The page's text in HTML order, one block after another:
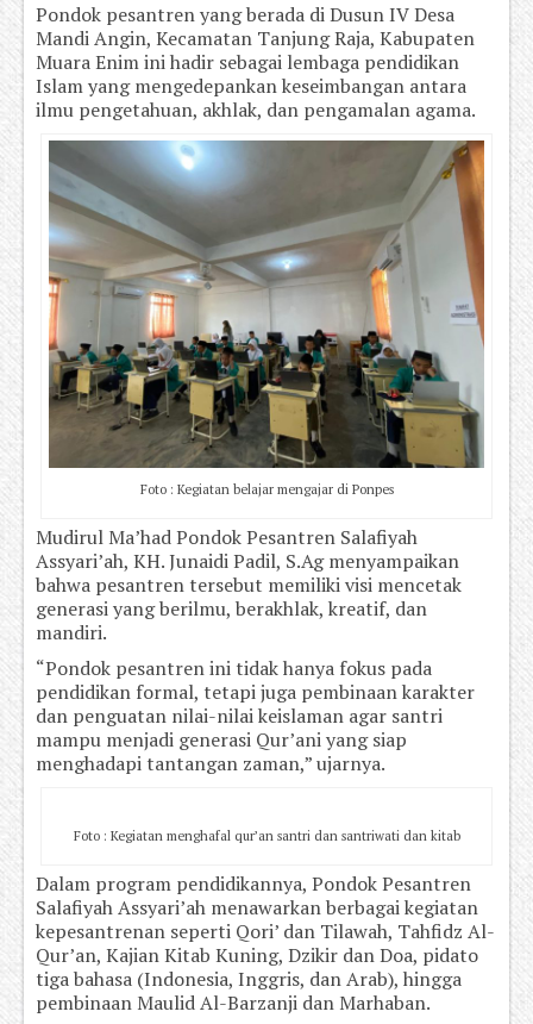
Pondok pesantren yang berada di Dusun IV Desa
Mandi Angin, Kecamatan Tanjung Raja, Kabupaten
Muara Enim ini hadir sebagai lembaga pendidikan
Islam yang mengedepankan keseimbangan antara
ilmu pengetahuan, akhlak, dan pengamalan agama.
Foto : Kegiatan belajar mengajar di Ponpes
Mudirul Ma’had Pondok Pesantren Salafiyah
Assyari’ah, KH. Junaidi Padil, S.Ag menyampaikan
bahwa pesantren tersebut memiliki visi mencetak
generasi yang berilmu, berakhlak, kreatif, dan
mandiri.
“Pondok pesantren ini tidak hanya fokus pada
pendidikan formal, tetapi juga pembinaan karakter
dan penguatan nilai-nilai keislaman agar santri
mampu menjadi generasi Qur’ani yang siap
menghadapi tantangan zaman,” ujarnya.
Foto : Kegiatan menghafal qur’an santri dan santriwati dan kitab
Dalam program pendidikannya, Pondok Pesantren
Salafiyah Assyari’ah menawarkan berbagai kegiatan
kepesantrenan seperti Qori’ dan Tilawah, Tahfidz Al-
Qur’an, Kajian Kitab Kuning, Dzikir dan Doa, pidato
tiga bahasa (Indonesia, Inggris, dan Arab), hingga
pembinaan Maulid Al-Barzanji dan Marhaban.